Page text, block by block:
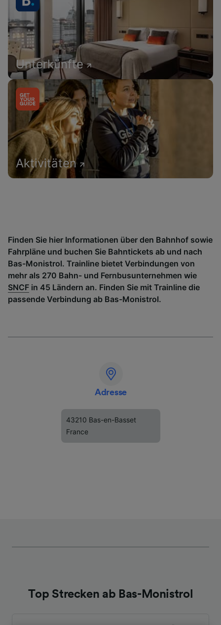
Unterkünfte
Aktivitäten
Finden Sie hier Informationen über den Bahnhof sowie
Fahrpläne und buchen Sie Bahntickets ab und nach
Bas-Monistrol. Trainline bietet Verbindungen von
mehr als 270 Bahn- und Fernbusunternehmen wie
SNCF in 45 Ländern an. Finden Sie mit Trainline die
passende Verbindung ab Bas-Monistrol.
Adresse
43210 Bas-en-Basset
France
Top Strecken ab Bas-Monistrol